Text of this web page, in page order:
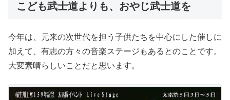
こども武士道よりも、おやじ武士道を
今年は、元来の次世代を担う子供たちを中心にした催しに
加えて、有志の方々の音楽ステージもあるとのことです。
大変素晴らしいことだと思います。